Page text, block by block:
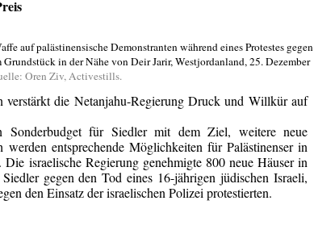
auf palästinensische Demonstranten während eines Protestes gegen
in der Nähe von Deir Jarir, Westjordanland, 25. Dezember
Oren Ziv, Activestills.
die Netanjahu-Regierung Druck und Willkür auf
Sonderbudget für Siedler mit dem Ziel, weitere neue
entsprechende Möglichkeiten für Palästinenser in
israelische Regierung genehmigte 800 neue Häuser in
gegen den Tod eines 16-jährigen jüdischen Israeli,
den Einsatz der israelischen Polizei protestierten.